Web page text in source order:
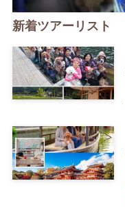
新着ツアーリスト